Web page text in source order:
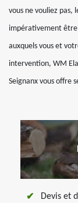
vous ne vouliez pas,
impérativement être
auxquels vous et
intervention, WM
Seignanx vous offre
Devis et